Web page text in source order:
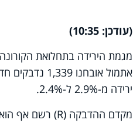
(עודכן: 10:35)
מגמת הירידה בתחלואת
ירידה מ-2.9% ל-2.4%.
מקדם ההדבקה (R